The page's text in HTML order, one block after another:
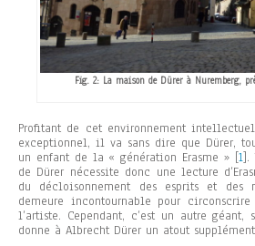
Fig. 2: La maison de Dürer à Nuremberg,
Profitant de cet environnement
exceptionnel, il va sans dire que Dürer,
un enfant de la « génération Erasme » 1].
de Dürer nécessite donc une lecture
du décloisonnement des esprits et des
demeure incontournable pour
l’artiste. Cependant, c’est un autre
donne à Albrecht Dürer un atout